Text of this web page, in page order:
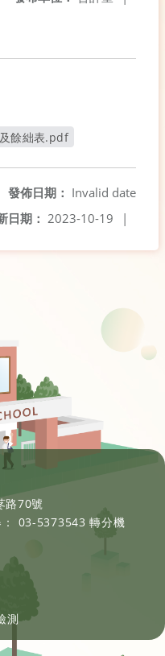
餘絀表.pdf
發佈日期： Invalid date
日期： 2023-10-19 |
路70號
： 03-5373543 轉分機